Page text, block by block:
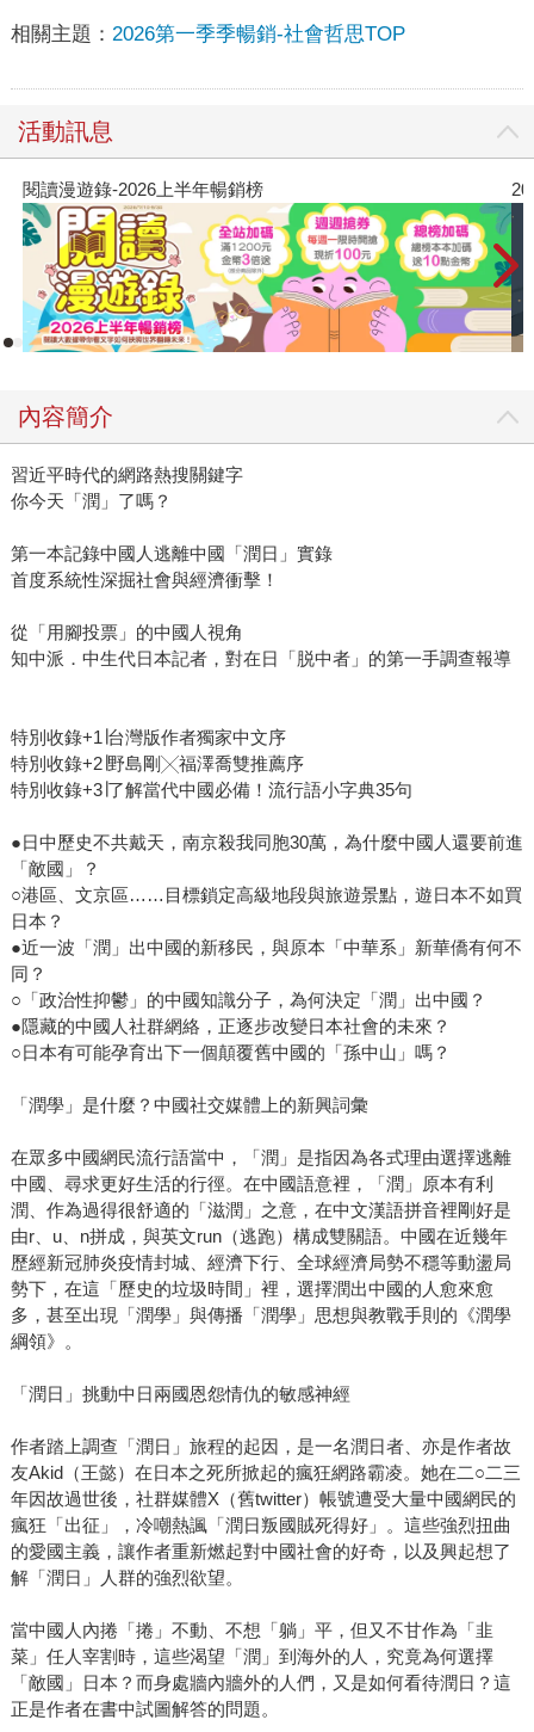
相關主題： 2026第一季季暢銷-社會哲思TOP
活動訊息
閱讀漫遊錄-2026上半年暢銷榜
內容簡介
習近平時代的網路熱搜關鍵字
你今天「潤」了嗎？
第一本記錄中國人逃離中國「潤日」實錄
首度系統性深掘社會與經濟衝擊！
從「用腳投票」的中國人視角
知中派．中生代日本記者，對在日「脱中者」的第一手調查報導
特別收錄+1∣台灣版作者獨家中文序
特別收錄+2∣野島剛╳福澤喬雙推薦序
特別收錄+3∣了解當代中國必備！流行語小字典35句
●日中歷史不共戴天，南京殺我同胞30萬，為什麼中國人還要前進
「敵國」？
○港區、文京區……目標鎖定高級地段與旅遊景點，遊日本不如買
日本？
●近一波「潤」出中國的新移民，與原本「中華系」新華僑有何不
同？
○「政治性抑鬱」的中國知識分子，為何決定「潤」出中國？
●隱藏的中國人社群網絡，正逐步改變日本社會的未來？
○日本有可能孕育出下一個顛覆舊中國的「孫中山」嗎？
「潤學」是什麼？中國社交媒體上的新興詞彙
在眾多中國網民流行語當中，「潤」是指因為各式理由選擇逃離
中國、尋求更好生活的行徑。在中國語意裡，「潤」原本有利
潤、作為過得很舒適的「滋潤」之意，在中文漢語拼音裡剛好是
由r、u、n拼成，與英文run（逃跑）構成雙關語。中國在近幾年
歷經新冠肺炎疫情封城、經濟下行、全球經濟局勢不穩等動盪局
勢下，在這「歷史的垃圾時間」裡，選擇潤出中國的人愈來愈
多，甚至出現「潤學」與傳播「潤學」思想與教戰手則的《潤學
綱領》。
「潤日」挑動中日兩國恩怨情仇的敏感神經
作者踏上調查「潤日」旅程的起因，是一名潤日者、亦是作者故
友Akid（王懿）在日本之死所掀起的瘋狂網路霸凌。她在二○二三
年因故過世後，社群媒體X（舊twitter）帳號遭受大量中國網民的
瘋狂「出征」，冷嘲熱諷「潤日叛國賊死得好」。這些強烈扭曲
的愛國主義，讓作者重新燃起對中國社會的好奇，以及興起想了
解「潤日」人群的強烈欲望。
當中國人內捲「捲」不動、不想「躺」平，但又不甘作為「韭
菜」任人宰割時，這些渴望「潤」到海外的人，究竟為何選擇
「敵國」日本？而身處牆內牆外的人們，又是如何看待潤日？這
正是作者在書中試圖解答的問題。